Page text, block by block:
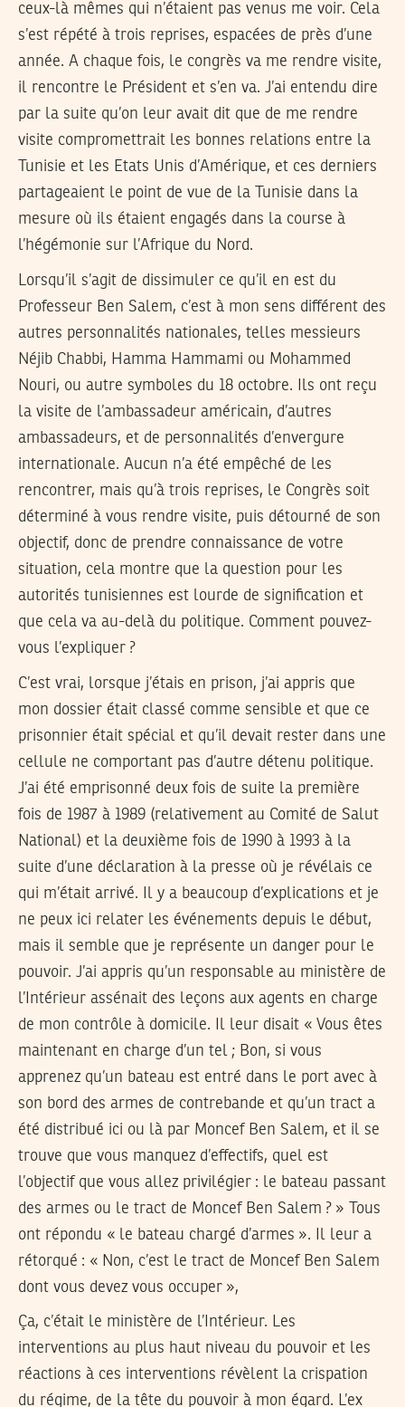
ceux-là mêmes qui n’étaient pas venus me voir. Cela
s’est répété à trois reprises, espacées de près d’une
année. A chaque fois, le congrès va me rendre visite,
il rencontre le Président et s’en va. J’ai entendu dire
par la suite qu’on leur avait dit que de me rendre
visite compromettrait les bonnes relations entre la
Tunisie et les Etats Unis d’Amérique, et ces derniers
partageaient le point de vue de la Tunisie dans la
mesure où ils étaient engagés dans la course à
l’hégémonie sur l’Afrique du Nord.
Lorsqu’il s’agit de dissimuler ce qu’il en est du
Professeur Ben Salem, c’est à mon sens différent des
autres personnalités nationales, telles messieurs
Néjib Chabbi, Hamma Hammami ou Mohammed
Nouri, ou autre symboles du 18 octobre. Ils ont reçu
la visite de l’ambassadeur américain, d’autres
ambassadeurs, et de personnalités d’envergure
internationale. Aucun n’a été empêché de les
rencontrer, mais qu’à trois reprises, le Congrès soit
déterminé à vous rendre visite, puis détourné de son
objectif, donc de prendre connaissance de votre
situation, cela montre que la question pour les
autorités tunisiennes est lourde de signification et
que cela va au-delà du politique. Comment pouvez-
vous l’expliquer ?
C’est vrai, lorsque j’étais en prison, j’ai appris que
mon dossier était classé comme sensible et que ce
prisonnier était spécial et qu’il devait rester dans une
cellule ne comportant pas d’autre détenu politique.
J’ai été emprisonné deux fois de suite la première
fois de 1987 à 1989 (relativement au Comité de Salut
National) et la deuxième fois de 1990 à 1993 à la
suite d’une déclaration à la presse où je révélais ce
qui m’était arrivé. Il y a beaucoup d’explications et je
ne peux ici relater les événements depuis le début,
mais il semble que je représente un danger pour le
pouvoir. J’ai appris qu’un responsable au ministère de
l’Intérieur assénait des leçons aux agents en charge
de mon contrôle à domicile. Il leur disait « Vous êtes
maintenant en charge d’un tel ; Bon, si vous
apprenez qu’un bateau est entré dans le port avec à
son bord des armes de contrebande et qu’un tract a
été distribué ici ou là par Moncef Ben Salem, et il se
trouve que vous manquez d’effectifs, quel est
l’objectif que vous allez privilégier : le bateau passant
des armes ou le tract de Moncef Ben Salem ? » Tous
ont répondu « le bateau chargé d’armes ». Il leur a
rétorqué : « Non, c’est le tract de Moncef Ben Salem
dont vous devez vous occuper »,
Ça, c’était le ministère de l’Intérieur. Les
interventions au plus haut niveau du pouvoir et les
réactions à ces interventions révèlent la crispation
du régime, de la tête du pouvoir à mon égard. L’ex